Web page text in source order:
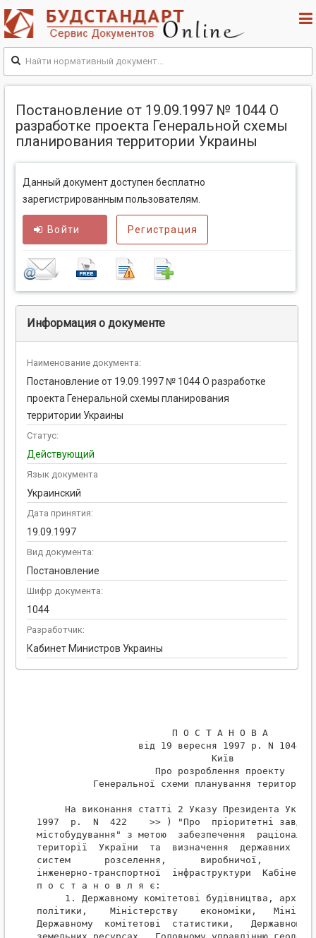
Постановление от 19.09.1997 № 1044 О
разработке проекта Генеральной схемы
планирования территории Украины
Данный документ доступен бесплатно
зарегистрированным пользователям.
Войти Регистрация
Информация о документе
Наименование документа:
Постановление от 19.09.1997 № 1044 О разработке
проекта Генеральной схемы планирования
территории Украины
Статус:
Действующий
Язык документа
Украинский
Дата принятия:
19.09.1997
Вид документа:
Постановление
Шифр документа:
1044
Разработчик:
Кабинет Министров Украины